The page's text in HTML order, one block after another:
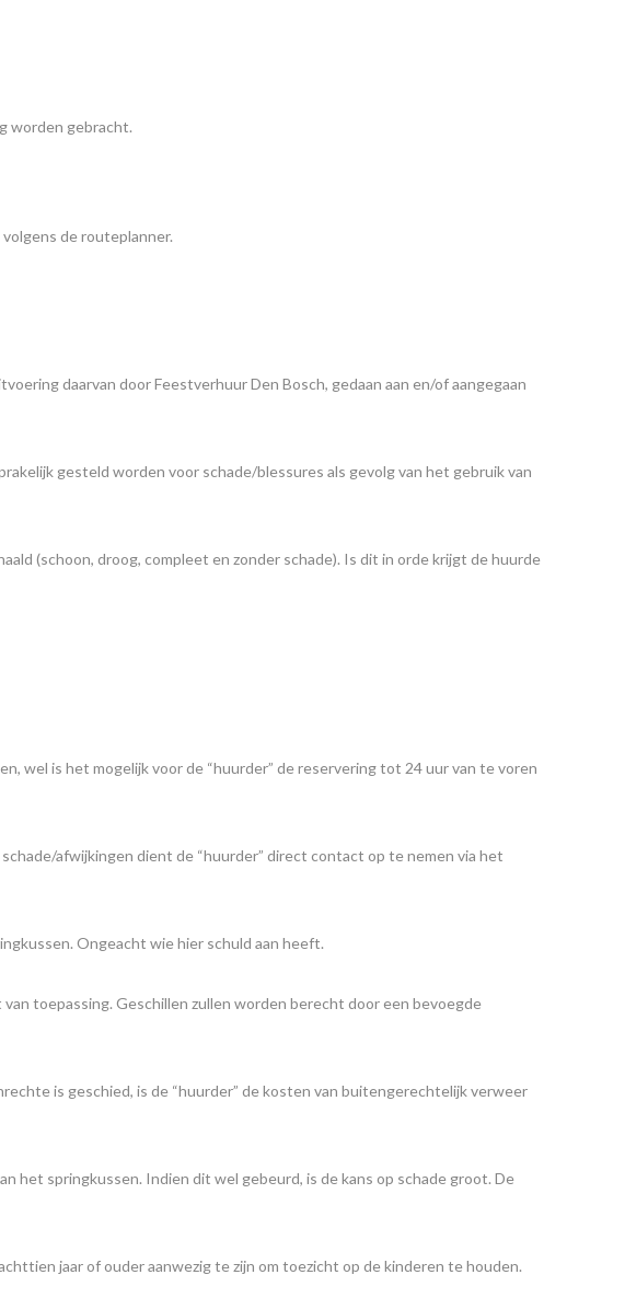
worden gebracht.
de routeplanner.
daarvan door Feestverhuur Den Bosch, gedaan aan en/of aangegaan
gesteld worden voor schade/blessures als gevolg van het gebruik van
(schoon, droog, compleet en zonder schade). Is dit in orde krijgt de huurde
wel is het mogelijk voor de “huurder” de reservering tot 24 uur van te voren
afwijkingen dient de “huurder” direct contact op te nemen via het
Ongeacht wie hier schuld aan heeft.
toepassing. Geschillen zullen worden berecht door een bevoegde
is geschied, is de “huurder” de kosten van buitengerechtelijk verweer
het springkussen. Indien dit wel gebeurd, is de kans op schade groot. De
jaar of ouder aanwezig te zijn om toezicht op de kinderen te houden.